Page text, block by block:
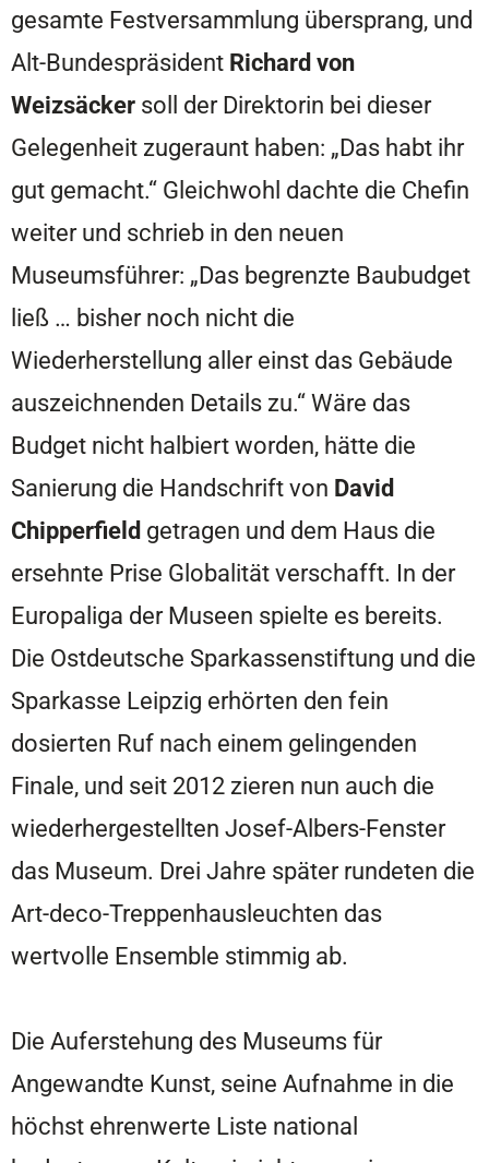
gesamte Festversammlung übersprang, und
Alt-Bundespräsident Richard von
Weizsäcker soll der Direktorin bei dieser
Gelegenheit zugeraunt haben: „Das habt ihr
gut gemacht.“ Gleichwohl dachte die Chefin
weiter und schrieb in den neuen
Museumsführer: „Das begrenzte Baubudget
ließ … bisher noch nicht die
Wiederherstellung aller einst das Gebäude
auszeichnenden Details zu.“ Wäre das
Budget nicht halbiert worden, hätte die
Sanierung die Handschrift von David
Chipperfield getragen und dem Haus die
ersehnte Prise Globalität verschafft. In der
Europaliga der Museen spielte es bereits.
Die Ostdeutsche Sparkassenstiftung und die
Sparkasse Leipzig erhörten den fein
dosierten Ruf nach einem gelingenden
Finale, und seit 2012 zieren nun auch die
wiederhergestellten Josef-Albers-Fenster
das Museum. Drei Jahre später rundeten die
Art-deco-Treppenhausleuchten das
wertvolle Ensemble stimmig ab.
Die Auferstehung des Museums für
Angewandte Kunst, seine Aufnahme in die
höchst ehrenwerte Liste national